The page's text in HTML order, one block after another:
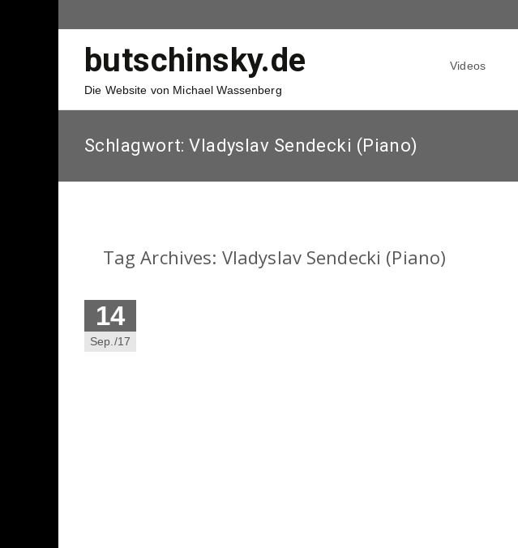
butschinsky.de
Die Website von Michael Wassenberg
Videos
Schlagwort:Vladyslav Sendecki (Piano)
Tag Archives: Vladyslav Sendecki (Piano)
14
Sep./17